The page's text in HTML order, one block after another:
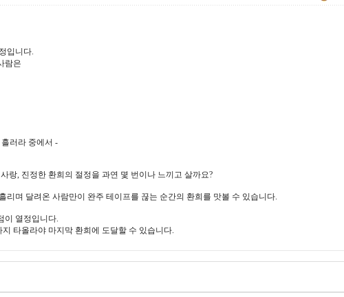
입니다.
람은
러라 중에서 -
랑, 진정한 환희의 절정을 과연 몇 번이나 느끼고 살까요?
리며 달려온 사람만이 완주 테이프를 끊는 순간의 환희를 맛볼 수 있습니다.
이 열정입니다.
타올라야 마지막 환희에 도달할 수 있습니다.